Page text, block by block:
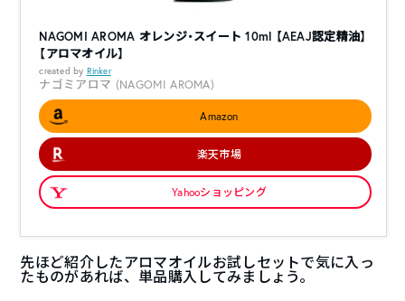
NAGOMI AROMA オレンジ・スイート 10ml 【AEAJ認定精油】
【アロマオイル】
created by Rinker
ナゴミアロマ (NAGOMI AROMA)
Amazon
楽天市場
Yahooショッピング
先ほど紹介したアロマオイルお試しセットで気に入っ
たものがあれば、単品購入してみましょう。